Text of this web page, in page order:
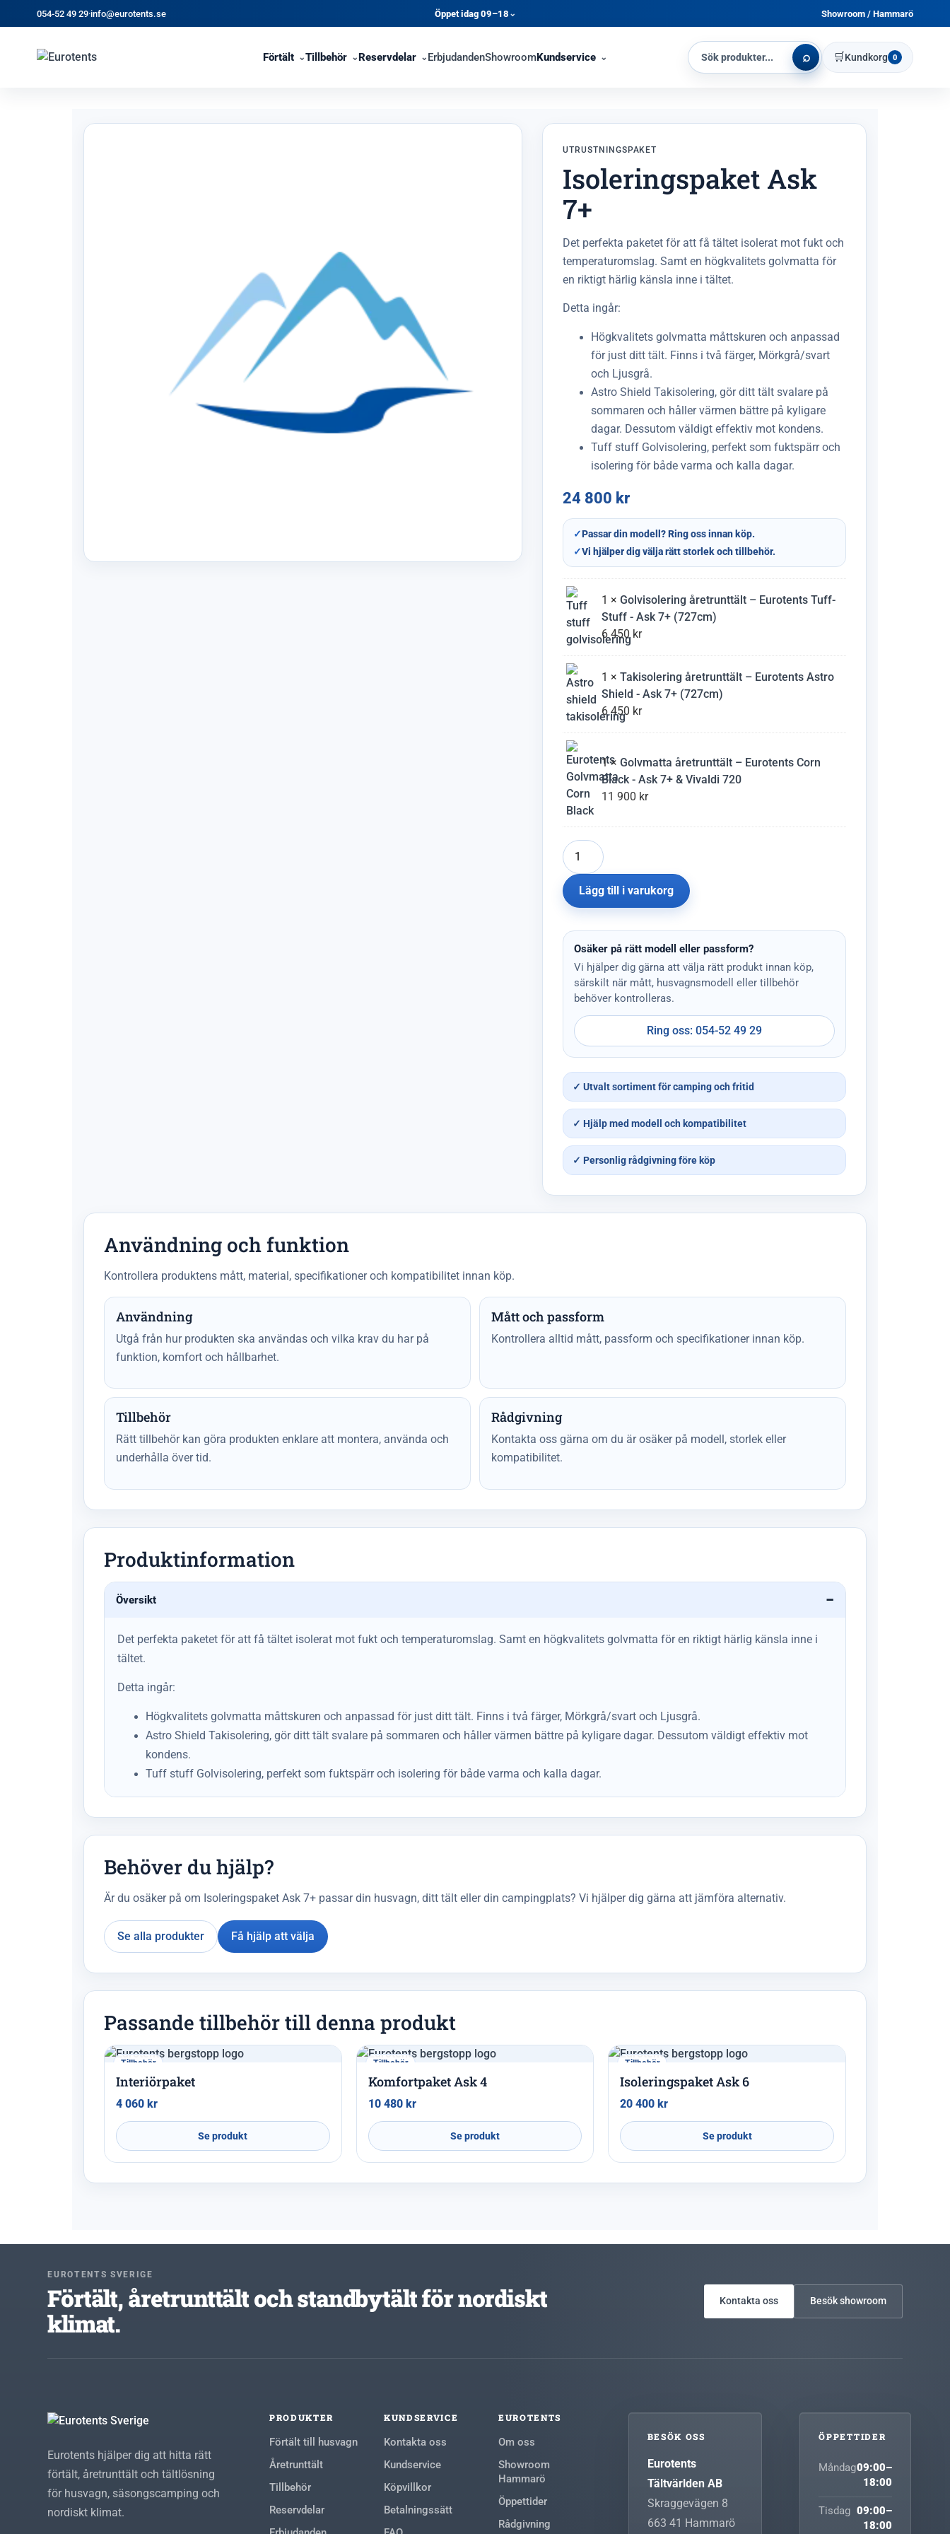
054-52 49 29·info@eurotents.se Öppet idag 09–18 ⌄ Showroom / Hammarö
Förtält Tillbehör Reservdelar ErbjudandenShowroomKundservice ⌕ 🛒Kundkorg 0
UTRUSTNINGSPAKET
Isoleringspaket Ask
7+
Det perfekta paketet för att få tältet isolerat mot fukt och
temperaturomslag. Samt en högkvalitets golvmatta för
en riktigt härlig känsla inne i tältet.
Detta ingår:
Högkvalitets golvmatta måttskuren och anpassad
för just ditt tält. Finns i två färger, Mörkgrå/svart
och Ljusgrå.
Astro Shield Takisolering, gör ditt tält svalare på
sommaren och håller värmen bättre på kyligare
dagar. Dessutom väldigt effektiv mot kondens.
Tuff stuff Golvisolering, perfekt som fuktspärr och
isolering för både varma och kalla dagar.
24 800 kr
✓Passar din modell? Ring oss innan köp.
✓Vi hjälper dig välja rätt storlek och tillbehör.
1 × Golvisolering åretrunttält – Eurotents Tuff-
Stuff - Ask 7+ (727cm)
6 450 kr
1 × Takisolering åretrunttält – Eurotents Astro
Shield - Ask 7+ (727cm)
6 450 kr
1 × Golvmatta åretrunttält – Eurotents Corn
Black - Ask 7+ & Vivaldi 720
11 900 kr
Lägg till i varukorg
Osäker på rätt modell eller passform?
Vi hjälper dig gärna att välja rätt produkt innan köp,
särskilt när mått, husvagnsmodell eller tillbehör
behöver kontrolleras.
Ring oss: 054-52 49 29
✓ Utvalt sortiment för camping och fritid
✓ Hjälp med modell och kompatibilitet
✓ Personlig rådgivning före köp
Användning och funktion
Kontrollera produktens mått, material, specifikationer och kompatibilitet innan köp.
Användning
Utgå från hur produkten ska användas och vilka krav du har på
funktion, komfort och hållbarhet.
Mått och passform
Kontrollera alltid mått, passform och specifikationer innan köp.
Tillbehör
Rätt tillbehör kan göra produkten enklare att montera, använda och
underhålla över tid.
Rådgivning
Kontakta oss gärna om du är osäker på modell, storlek eller
kompatibilitet.
Produktinformation
Översikt
Det perfekta paketet för att få tältet isolerat mot fukt och temperaturomslag. Samt en högkvalitets golvmatta för en riktigt härlig känsla inne i
tältet.
Detta ingår:
Högkvalitets golvmatta måttskuren och anpassad för just ditt tält. Finns i två färger, Mörkgrå/svart och Ljusgrå.
Astro Shield Takisolering, gör ditt tält svalare på sommaren och håller värmen bättre på kyligare dagar. Dessutom väldigt effektiv mot
kondens.
Tuff stuff Golvisolering, perfekt som fuktspärr och isolering för både varma och kalla dagar.
Behöver du hjälp?
Är du osäker på om Isoleringspaket Ask 7+ passar din husvagn, ditt tält eller din campingplats? Vi hjälper dig gärna att jämföra alternativ.
Se alla produkter Få hjälp att välja
Passande tillbehör till denna produkt
Tillbehör
Interiörpaket
4 060 kr
Se produkt
Tillbehör
Komfortpaket Ask 4
10 480 kr
Se produkt
Tillbehör
Isoleringspaket Ask 6
20 400 kr
Se produkt
EUROTENTS SVERIGE
Förtält, åretrunttält och standbytält för nordiskt
klimat.
Kontakta oss Besök showroom
Eurotents hjälper dig att hitta rätt
förtält, åretrunttält och tältlösning
för husvagn, säsongscamping och
nordiskt klimat.
PRODUKTER
Förtält till husvagn
Åretrunttält
Tillbehör
Reservdelar
KUNDSERVICE
Kontakta oss
Kundservice
Köpvillkor
Betalningssätt
EUROTENTS
Om oss
Showroom
Hammarö
Öppettider
Rådgivning
BESÖK OSS
Eurotents
Tältvärlden AB
Skraggevägen 8
663 41 Hammarö
ÖPPETTIDER
Måndag09:00–
18:00
Tisdag 09:00–
18:00